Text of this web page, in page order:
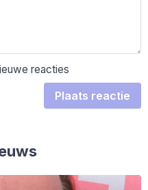
reacties
Plaats reactie